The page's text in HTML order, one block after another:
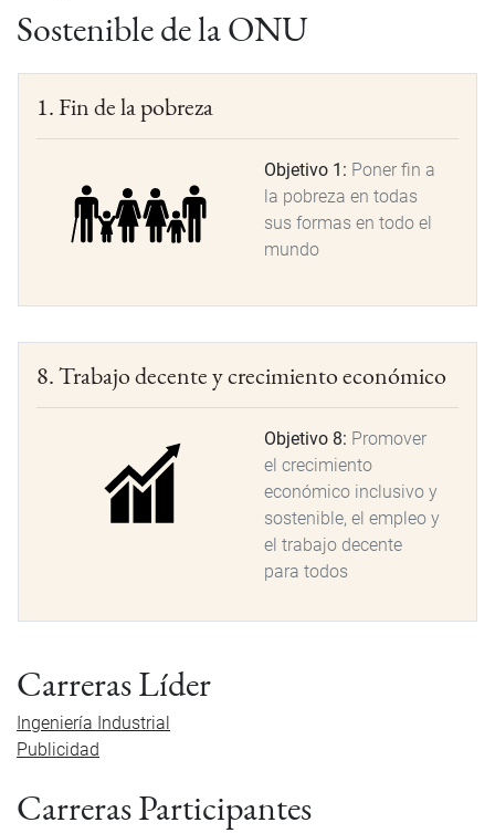
Sostenible de la ONU
1. Fin de la pobreza
Objetivo 1: Poner fin a
la pobreza en todas
sus formas en todo el
mundo
8. Trabajo decente y crecimiento económico
Objetivo 8: Promover
el crecimiento
económico inclusivo y
sostenible, el empleo y
el trabajo decente
para todos
Carreras Líder
Ingeniería Industrial
Publicidad
Carreras Participantes